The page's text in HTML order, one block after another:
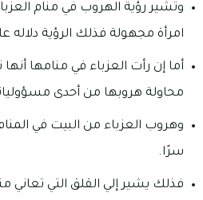
وتشير رؤية الهروب في منام
امرأة مجهولة فذلك الرؤية دلاله
أما إن رأت العزباء في منامها
محاولة هروبها من أحدى
وهروب العزباء من البيت في
سرًا.
فذلك يشير إلي القلق التي تعاني